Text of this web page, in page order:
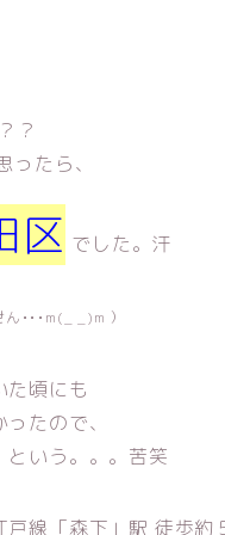
？
ったら、
区 でした。汗
•••m(_ _)m ）
た頃にも
たので、
という。。。苦笑
戸線「森下」駅 徒歩約